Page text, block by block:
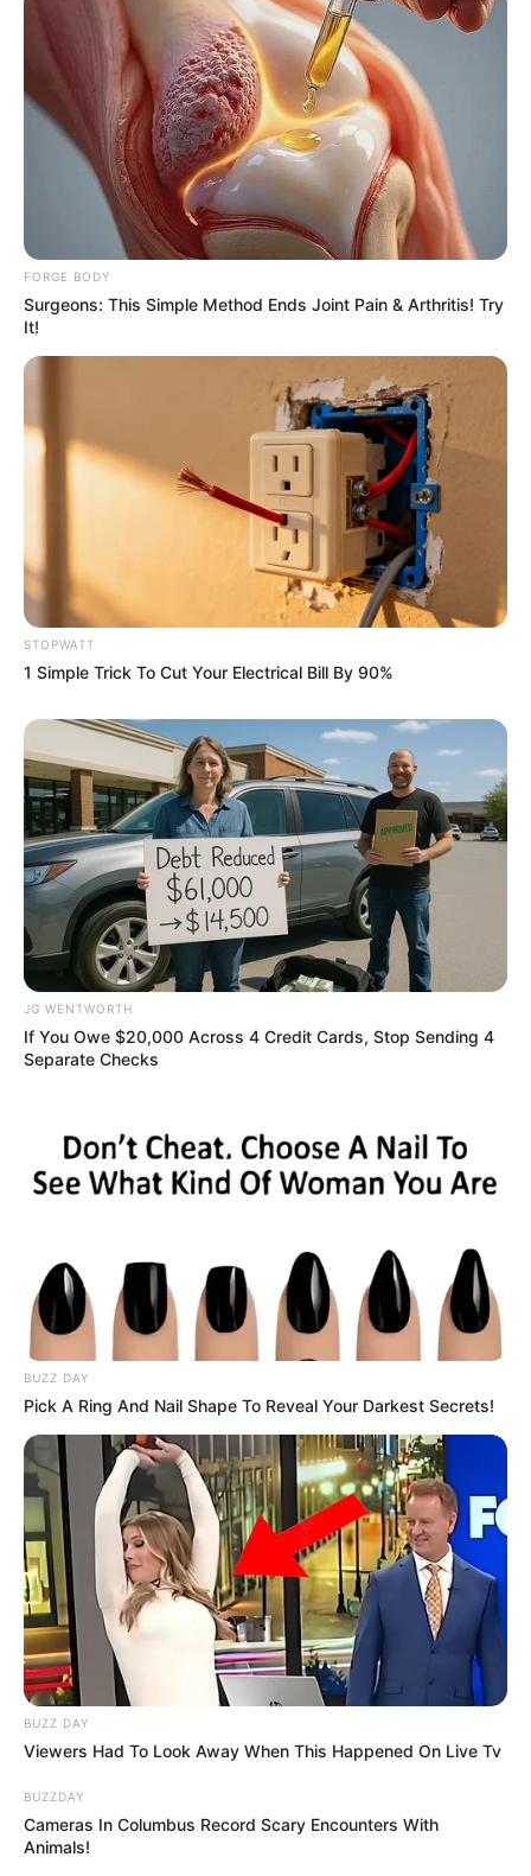
8 ข้อง่ายๆ เคล็ดลับเสริมดวง ในการเก็บเงิน เรียกเงินแบบคนรวย
โดย อ.คฑา
เคล็ดลับ…! คาถาเรียกเงินเรียกทอง
3 พ.ย. 2014
แสดงความเห็นบน Facebook
ดูดวงแม่นๆ ยอดนิยม
ดวงรายวัน 14 กันยายน 2565
ดวงรายวัน 13 กันยายน 2565
ดูดวงวันนี้
ดวงรายวัน 14 กันยายน 2565
14 ก.ย. 2022
ดวงรายวัน 13 กันยายน 2565
13 ก.ย. 2022
หวยลาว วันจันทร์ 12 กันยายน 2565
12 ก.ย. 2022
FORGE BODY
Surgeons: This Simple Method Ends Joint Pain & Arthritis! Try
It!
STOPWATT
1 Simple Trick To Cut Your Electrical Bill By 90%
JG WENTWORTH
If You Owe $20,000 Across 4 Credit Cards, Stop Sending 4
Separate Checks
BUZZ DAY
Pick A Ring And Nail Shape To Reveal Your Darkest Secrets!
BUZZ DAY
Viewers Had To Look Away When This Happened On Live Tv
BUZZDAY
Cameras In Columbus Record Scary Encounters With
Animals!